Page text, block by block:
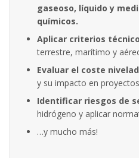
gaseoso, líquido y
químicos.
Aplicar criterios
terrestre, marítimo y
Evaluar el coste
y su impacto en
Identificar riesgos de
hidrógeno y aplicar
…y mucho más!